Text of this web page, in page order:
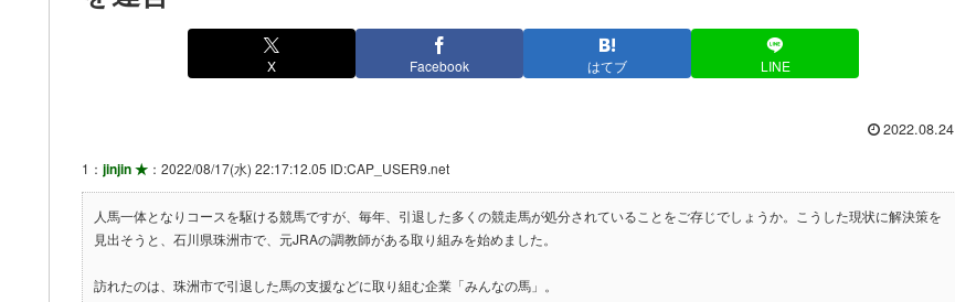
X Facebook はてブ LINE
2022.08.24
1： jinjin ★ ：2022/08/17(水) 22:17:12.05 ID:CAP_USER9.net
人馬一体となりコースを駆ける競馬ですが、毎年、引退した多くの競走馬が処分されていることをご存じでしょうか。こうした現状に解決策を
見出そうと、石川県珠洲市で、元JRAの調教師がある取り組みを始めました。
訪れたのは、珠洲市で引退した馬の支援などに取り組む企業「みんなの馬」。